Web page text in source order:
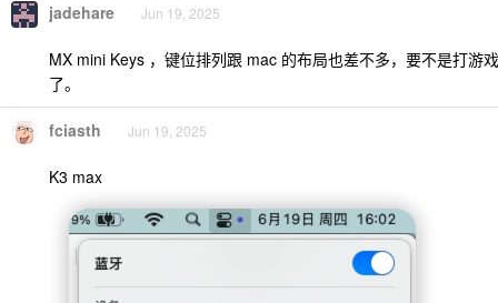
jadehare Jun 19, 2025
MX mini Keys ，键位排列跟 mac 的布局也差不多，要不是打游
了。
fciasth Jun 19, 2025
K3 max